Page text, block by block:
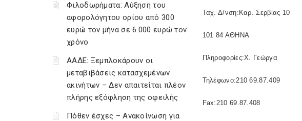
Φιλοδωρήματα: Αύξηση του
αφορολόγητου ορίου από 300
ευρώ τον μήνα σε 6.000 ευρώ τον
χρόνο
ΑΑΔΕ: Ξεμπλοκάρουν οι
μεταβιβάσεις κατασχεμένων
ακινήτων – Δεν απαιτείται πλέον
πλήρης εξόφληση της οφειλής
Πόθεν έσχες – Ανακοίνωση για
Ταχ. Δ/νση:Καρ. Σερβίας 10
101 84 ΑΘΗΝΑ
Πληροφορίες:Χ. Γεώργα
Τηλέφωνο:210 69.87.409
Fax:210 69.87.408